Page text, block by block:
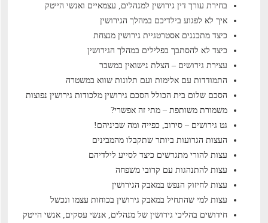
בחירת עורך דין גירושין למנהלים, עצמאיים ואנשי הייטק
איך לא לפגוע בילדיכם במהלך הגירושין
כיצד מתכננים אסטרטגיית גירושין מנצחת
כיצד לא להסתבך בפלילים במהלך הגירושין
עצירת גירושים – הצלת נישואין במשבר
התמודדות עם אלימות ועם תלונות שווא במשטרה
הסכם שלום בית הכולל הסכם גירושיןמלכודות גירושין נפוצות
משמורת משותפת – מתי זה אפשרי?
גט גירושים – סירוב, כפייה ומה שביניהם!
העצות הגרועות ביותר שתקבלו מהמבינים
עצות להורי מתגרשים כיצד לסייע לילדיהם
עצות להתנהגות עם קרובי משפחה
עצות לחיזוק הנפש במאבק הגירושין
עצות למי שהתחיל במאבק גירושין בכוחות עצמו ונכשל
חידושים בהליכי גירושין של מנהלים, אנשי עסקים, אנשי הייטק